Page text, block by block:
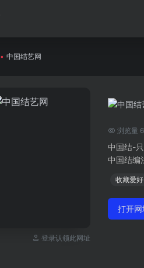
• 中国结艺网
登录认领此网址
浏览量 6
中国结-
中国结编
收藏爱好
打开网